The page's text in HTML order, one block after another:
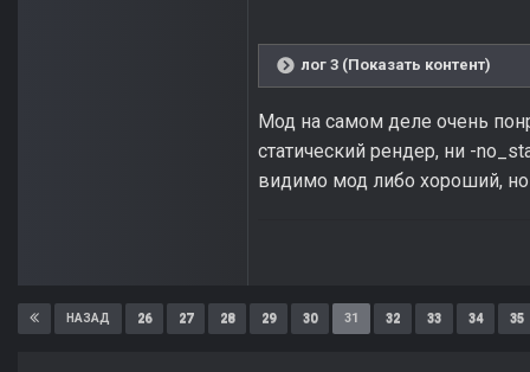
лог 3 (Показать контент)
Мод на самом деле очень
статический рендер, ни -
видимо мод либо хороший, но
НАЗАД 26 27 28 29 30 31 32 33 34 35